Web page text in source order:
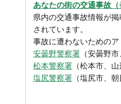
あなたの街の交通事故（
県内の交通事故情報が
されています。
事故に遭わないためのア
安曇野警察署 （安曇野
松本警察署 （松本市、山
塩尻警察署 （塩尻市、朝